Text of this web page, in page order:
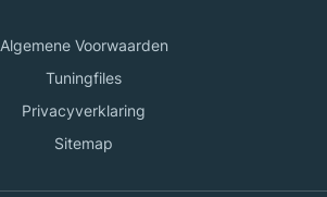
Algemene Voorwaarden
Tuningfiles
Privacyverklaring
Sitemap